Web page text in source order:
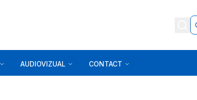
AUDIOVIZUAL CONTACT